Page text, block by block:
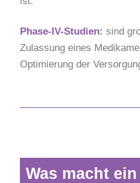
Phase-IV-Studien: sind
Zulassung eines
Optimierung der
Was macht ein